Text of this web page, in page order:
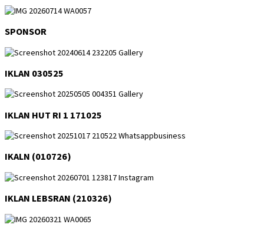
SPONSOR
IKLAN 030525
IKLAN HUT RI 1 171025
IKALN (010726)
IKLAN LEBSRAN (210326)